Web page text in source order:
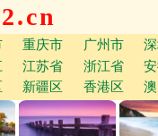
重庆市 广州市
江苏省 浙江省
新疆区 香港区